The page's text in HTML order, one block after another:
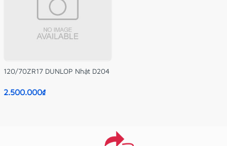
120/70ZR17 DUNLOP Nhật D204
2.500.000₫